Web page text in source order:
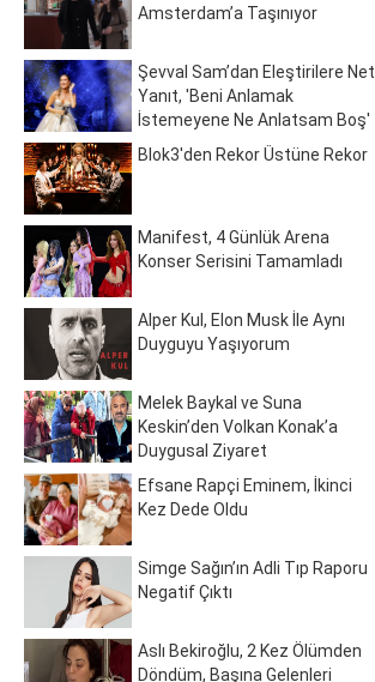
Amsterdam’a Taşınıyor
Şevval Sam’dan Eleştirilere Net
Yanıt, 'Beni Anlamak
İstemeyene Ne Anlatsam Boş'
Blok3'den Rekor Üstüne Rekor
Manifest, 4 Günlük Arena
Konser Serisini Tamamladı
Alper Kul, Elon Musk İle Aynı
Duyguyu Yaşıyorum
Melek Baykal ve Suna
Keskin’den Volkan Konak’a
Duygusal Ziyaret
Efsane Rapçi Eminem, İkinci
Kez Dede Oldu
Simge Sağın’ın Adli Tıp Raporu
Negatif Çıktı
Aslı Bekiroğlu, 2 Kez Ölümden
Döndüm, Başına Gelenleri